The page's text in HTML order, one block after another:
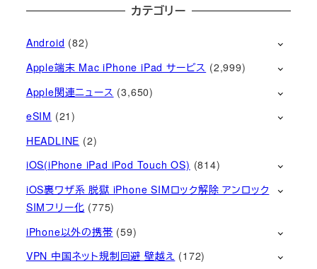
カテゴリー
Android (82)
Apple端末 Mac iPhone iPad サービス (2,999)
Apple関連ニュース (3,650)
eSIM (21)
HEADLINE (2)
iOS(iPhone iPad iPod Touch OS) (814)
iOS裏ワザ系 脱獄 iPhone SIMロック解除 アンロック
SIMフリー化 (775)
iPhone以外の携帯 (59)
VPN 中国ネット規制回避 壁越え (172)